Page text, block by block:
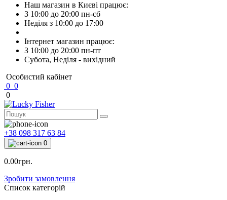
Наш магазин в Києві працює:
З 10:00 до 20:00 пн-сб
Неділя з 10:00 до 17:00
Інтернет магазин працює:
З 10:00 до 20:00 пн-пт
Субота, Неділя - вихідний
Особистий кабінет
0 0
0
+38 098 317 63 84
0
0.00грн.
Зробити замовлення
Список категорій